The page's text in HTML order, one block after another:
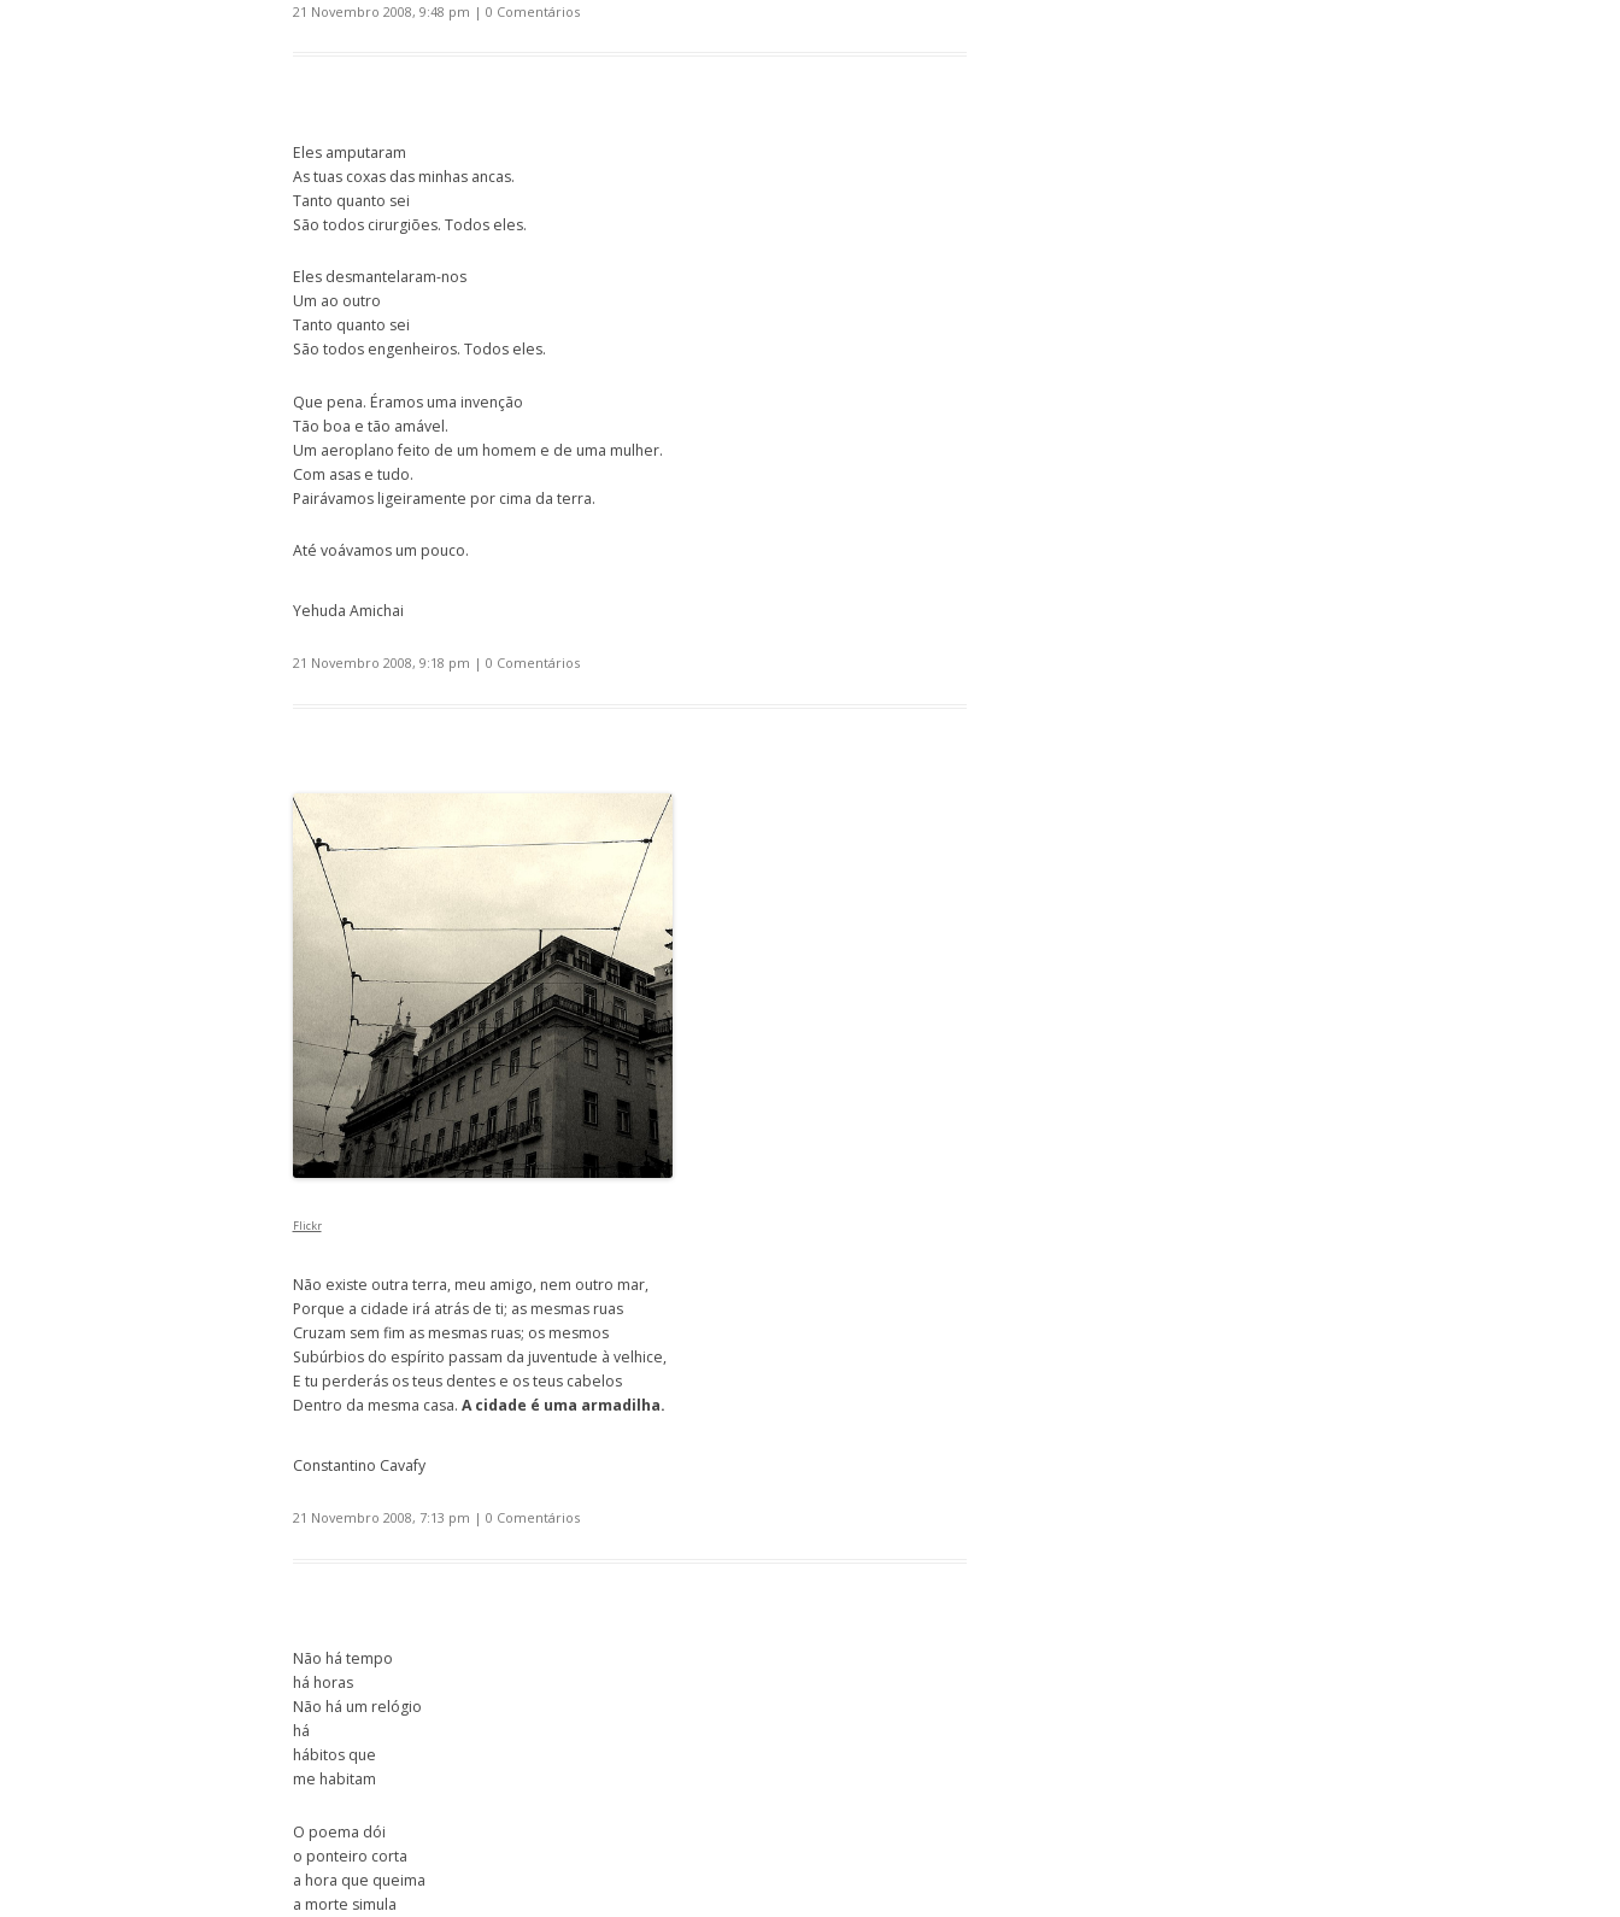
21 Novembro 2008, 9:48 pm | 0 Comentários
Eles amputaram
As tuas coxas das minhas ancas.
Tanto quanto sei
São todos cirurgiões. Todos eles.
Eles desmantelaram-nos
Um ao outro
Tanto quanto sei
São todos engenheiros. Todos eles.
Que pena. Éramos uma invenção
Tão boa e tão amável.
Um aeroplano feito de um homem e de uma mulher.
Com asas e tudo.
Pairávamos ligeiramente por cima da terra.
Até voávamos um pouco.
Yehuda Amichai
21 Novembro 2008, 9:18 pm | 0 Comentários
Flickr
Não existe outra terra, meu amigo, nem outro mar,
Porque a cidade irá atrás de ti; as mesmas ruas
Cruzam sem fim as mesmas ruas; os mesmos
Subúrbios do espírito passam da juventude à velhice,
E tu perderás os teus dentes e os teus cabelos
Dentro da mesma casa. A cidade é uma armadilha.
Constantino Cavafy
21 Novembro 2008, 7:13 pm | 0 Comentários
Não há tempo
há horas
Não há um relógio
há
hábitos que
me habitam
O poema dói
o ponteiro corta
a hora que queima
a morte simula